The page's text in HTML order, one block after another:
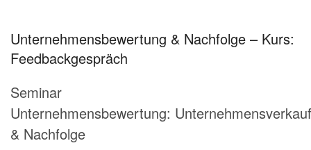
Unternehmensbewertung & Nachfolge – Kurs:
Feedbackgespräch
Seminar
Unternehmensbewertung: Unternehmensverkauf
& Nachfolge